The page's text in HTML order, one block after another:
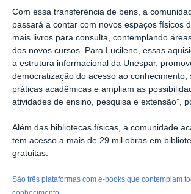
Com essa transferência de bens, a
passará a contar com novos espaços físicos
mais livros para consulta, contemplando
dos novos cursos. Para Lucilene, essas
a estrutura informacional da Unespar,
democratização do acesso ao conhecimento,
práticas acadêmicas e ampliam as
atividades de ensino, pesquisa e extensão”,
Além das bibliotecas físicas, a comunidade
tem acesso a mais de 29 mil obras em
gratuitas.
São três plataformas com e-books que contemplam